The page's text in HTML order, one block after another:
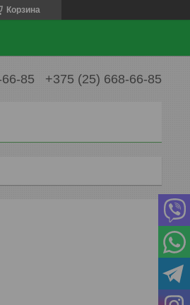
Корзина
85 +375 (25) 668-66-85